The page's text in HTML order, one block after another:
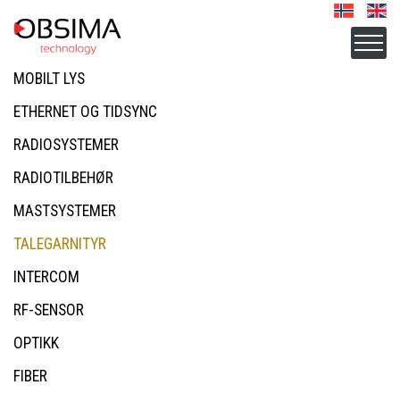
MOBILT LYS
ETHERNET OG TIDSYNC
RADIOSYSTEMER
RADIOTILBEHØR
MASTSYSTEMER
TALEGARNITYR
INTERCOM
RF-SENSOR
OPTIKK
FIBER